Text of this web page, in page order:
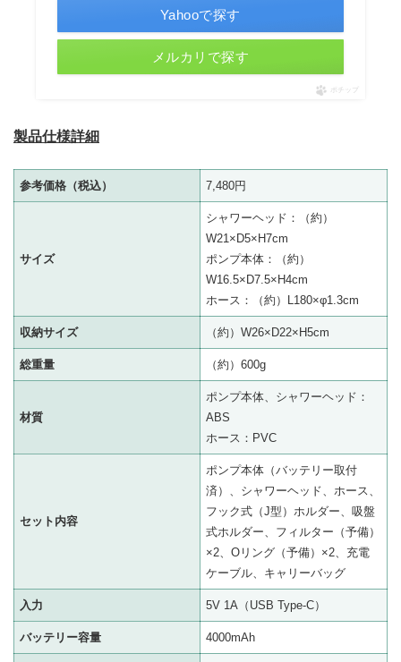
Yahooで探す
メルカリで探す
ポチップ
製品仕様詳細
参考価格（税込） 7,480円
サイズ
シャワーヘッド：（約）
W21×D5×H7cm
ポンプ本体：（約）
W16.5×D7.5×H4cm
ホース：（約）L180×φ1.3cm
収納サイズ （約）W26×D22×H5cm
総重量 （約）600g
材質
ポンプ本体、シャワーヘッド：
ABS
ホース：PVC
セット内容
ポンプ本体（バッテリー取付
済）、シャワーヘッド、ホース、
フック式（J型）ホルダー、吸盤
式ホルダー、フィルター（予備）
×2、Oリング（予備）×2、充電
ケーブル、キャリーバッグ
入力 5V 1A（USB Type-C）
バッテリー容量 4000mAh